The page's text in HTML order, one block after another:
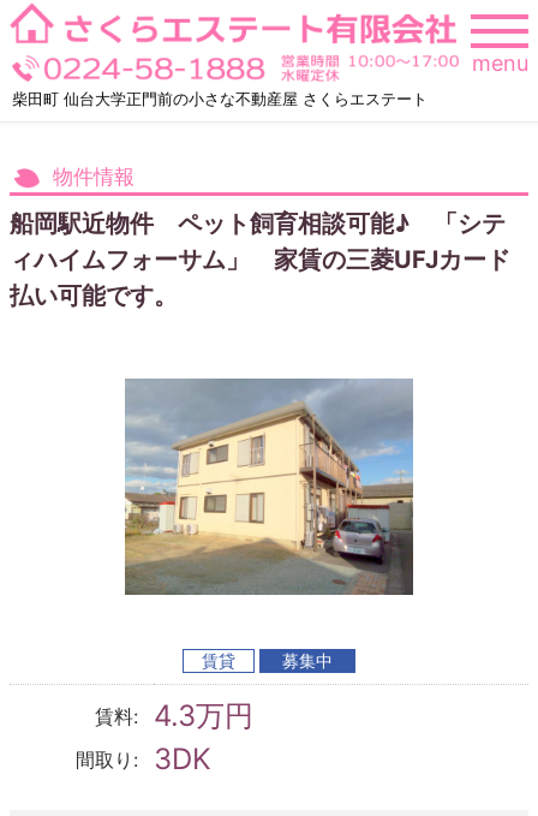
Skip
to
content
柴田町 仙台大学正門前の小さな不動産屋 さくらエステート
menu
物件情報
船岡駅近物件 ペット飼育相談可能♪ 「シテ
ィハイムフォーサム」 家賃の三菱UFJカード
払い可能です。
賃貸 募集中
賃料: 4.3万円
間取り: 3DK